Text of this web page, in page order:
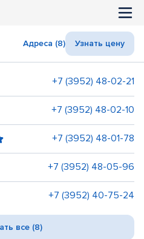
Адреса (8) Узнать цену
+7 (3952) 48-02-21
+7 (3952) 48-02-10
+7 (3952) 48-01-78
+7 (3952) 48-05-96
+7 (3952) 40-75-24
все (8)